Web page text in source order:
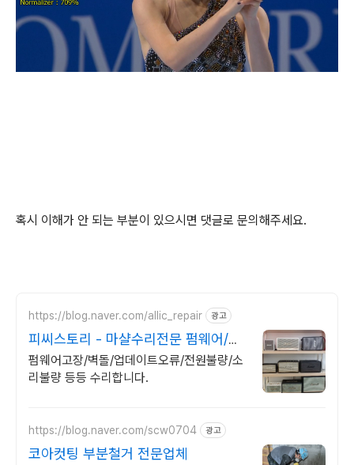
혹시 이해가 안 되는 부분이 있으시면 댓글로 문의해주세요.
https://blog.naver.com/allic_repair 광고
피씨스토리 - 마샬수리전문 펌웨어/벽
돌 /업데이트 수리
펌웨어고장/벽돌/업데이트오류/전원불량/소
리불량 등등 수리합니다.
https://blog.naver.com/scw0704 광고
코아컷팅 부분철거 전문업체